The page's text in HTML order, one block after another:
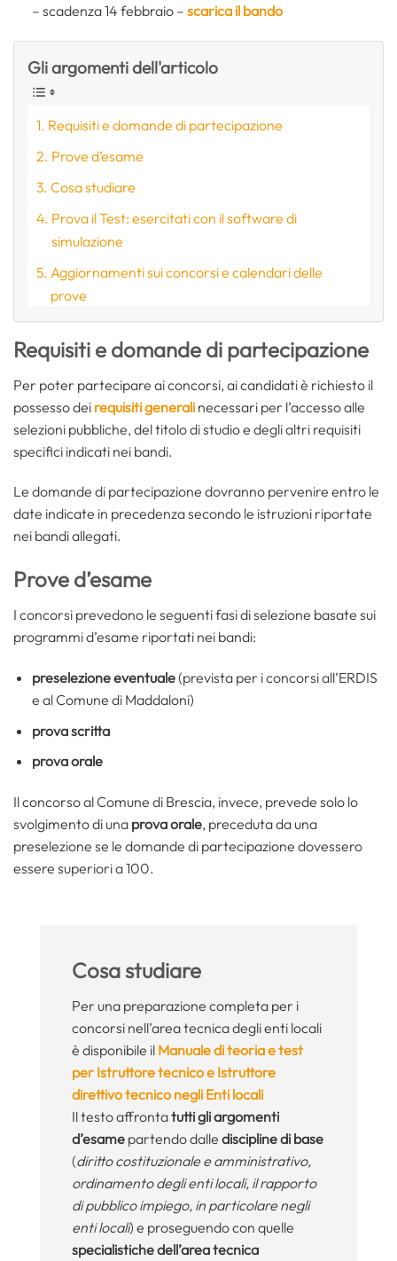
– scadenza 14 febbraio – scarica il bando
Gli argomenti dell'articolo
Requisiti e domande di partecipazione
Prove d’esame
Cosa studiare
Prova il Test: esercitati con il software di
simulazione
Aggiornamenti sui concorsi e calendari delle
prove
Requisiti e domande di partecipazione
Per poter partecipare ai concorsi, ai candidati è richiesto il
possesso dei requisiti generali necessari per l’accesso alle
selezioni pubbliche, del titolo di studio e degli altri requisiti
specifici indicati nei bandi.
Le domande di partecipazione dovranno pervenire entro le
date indicate in precedenza secondo le istruzioni riportate
nei bandi allegati.
Prove d’esame
I concorsi prevedono le seguenti fasi di selezione basate sui
programmi d’esame riportati nei bandi:
preselezione eventuale(prevista per i concorsi all’ERDIS
e al Comune di Maddaloni)
prova scritta
prova orale
Il concorso al Comune di Brescia, invece, prevede solo lo
svolgimento di una prova orale, preceduta da una
preselezione se le domande di partecipazione dovessero
essere superiori a 100.
Cosa studiare
Per una preparazione completa per i
concorsi nell’area tecnica degli enti locali
è disponibile il Manuale di teoria e test
per Istruttore tecnico e Istruttore
direttivo tecnico negli Enti locali
Il testo affrontatutti gli argomenti
d’esamepartendo dalle discipline di base
(diritto costituzionale e amministrativo,
ordinamento degli enti locali, il rapporto
di pubblico impiego, in particolare negli
enti locali) e proseguendo con quelle
specialistiche dell’area tecnica